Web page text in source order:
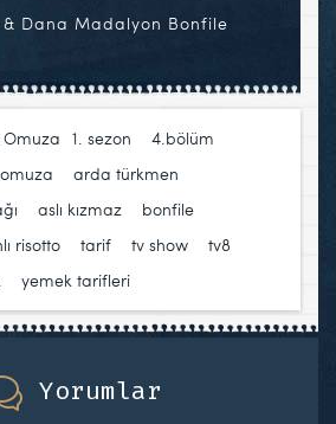
& Dana Madalyon Bonfile
1. sezon 4.bölüm
arda türkmen
aslı kızmaz bonfile
risotto tarif tv show tv8
yemek tarifleri
Yorumlar